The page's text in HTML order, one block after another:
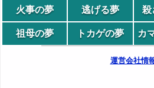
火事の夢 逃げる夢 殺
祖母の夢 トカゲの夢 カ
運営会社情